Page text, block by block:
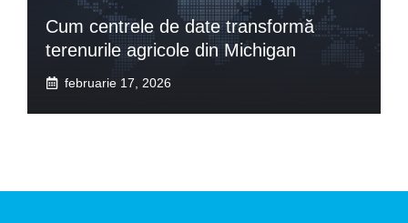
Cum centrele de date transformă
terenurile agricole din Michigan
februarie 17, 2026